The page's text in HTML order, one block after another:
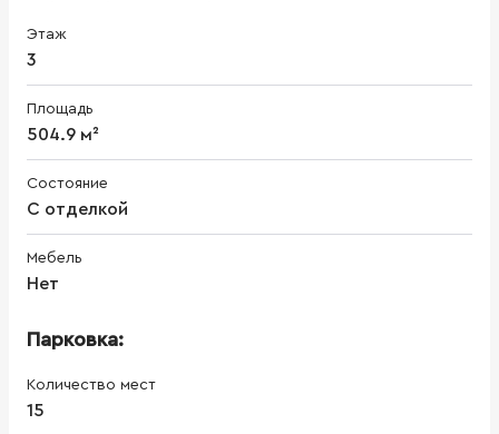
Этаж
3
Площадь
504.9 м²
Состояние
С отделкой
Мебель
Нет
Парковка:
Количество мест
15